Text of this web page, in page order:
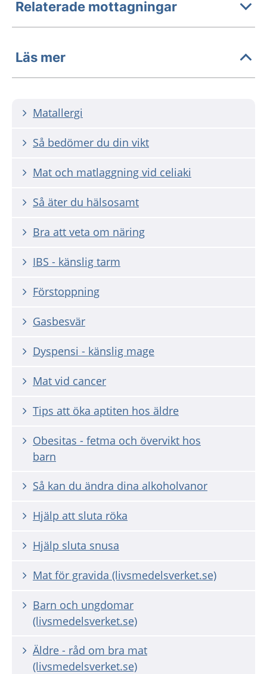
Relaterade mottagningar
Läs mer
Matallergi
Så bedömer du din vikt
Mat och matlaggning vid celiaki
Så äter du hälsosamt
Bra att veta om näring
IBS - känslig tarm
Förstoppning
Gasbesvär
Dyspensi - känslig mage
Mat vid cancer
Tips att öka aptiten hos äldre
Obesitas - fetma och övervikt hos
barn
Så kan du ändra dina alkoholvanor
Hjälp att sluta röka
Hjälp sluta snusa
Mat för gravida (livsmedelsverket.se)
Barn och ungdomar
(livsmedelsverket.se)
Äldre - råd om bra mat
(livsmedelsverket.se)